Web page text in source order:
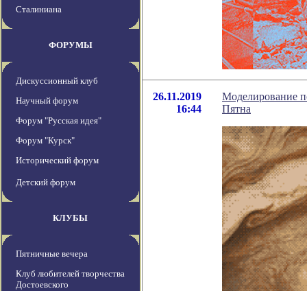
Сталиниана
ФОРУМЫ
Дискуссионный клуб
Научный форум
Форум "Русская идея"
Форум "Курск"
Исторический форум
Детский форум
КЛУБЫ
Пятничные вечера
Клуб любителей творчества
Достоевского
26.11.2019
16:44
Моделирование
Пятна